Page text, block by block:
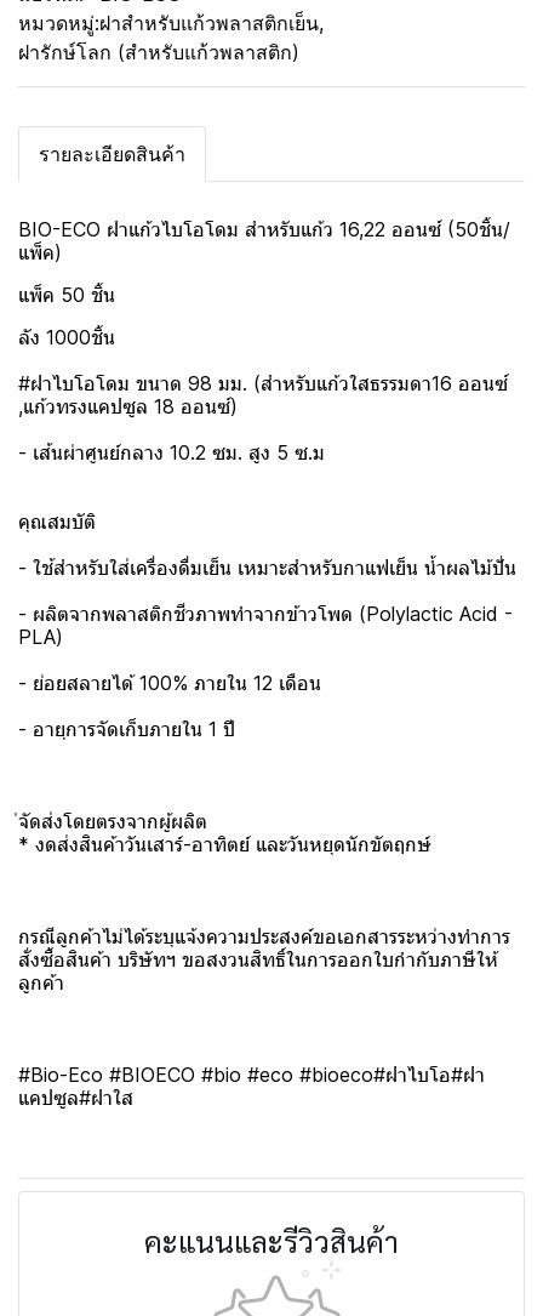
หมวดหมู่:ฝาสำหรับแก้วพลาสติกเย็น,
ฝารักษ์โลก (สำหรับแก้วพลาสติก)
รายละเอียดสินค้า
BIO-ECO ฝาแก้วไบโอโดม สำหรับแก้ว 16,22 ออนซ์ (50ชิ้น/
แพ็ค)
แพ็ค 50 ชิ้น
ลัง 1000ชิ้น
#ฝาไบโอโดม ขนาด 98 มม. (สำหรับแก้วใสธรรมดา16 ออนซ์
,แก้วทรงแคปซูล 18 ออนซ์)
- เส้นผ่าศูนย์กลาง 10.2 ซม. สูง 5 ซ.ม
คุณสมบัติ
- ใช้สำหรับใส่เครื่องดื่มเย็น เหมาะสำหรับกาแฟเย็น น้ำผลไม้ปั่น
- ผลิตจากพลาสติกชีวภาพทำจากข้าวโพด (Polylactic Acid -
PLA)
- ย่อยสลายได้ 100% ภายใน 12 เดือน
- อายุการจัดเก็บภายใน 1 ปี
่จัดส่งโดยตรงจากผู้ผลิต
* งดส่งสินค้าวันเสาร์-อาทิตย์ และวันหยุดนักขัตฤกษ์
กรณีลูกค้าไม่ได้ระบุแจ้งความประสงค์ขอเอกสารระหว่างทำการ
สั่งซื้อสินค้า บริษัทฯ ขอสงวนสิทธิ์ในการออกใบกำกับภาษีให้
ลูกค้า
#Bio-Eco #BIOECO #bio #eco #bioeco#ฝาไบโอ#ฝา
แคปซูล#ฝาใส
คะแนนและรีวิวสินค้า